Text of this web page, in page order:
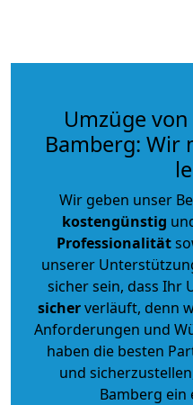
Umzüge
Bamberg: Wir
Wir geben unser
kostengünstig
Professionalität
unserer
sicher sein, dass Ihr
sicherverläuft, denn
Anforderungen und
haben die besten
und
Bamberg